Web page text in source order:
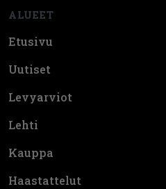
ALUEET
Etusivu
Uutiset
Levyarviot
Lehti
Kauppa
Haastattelut